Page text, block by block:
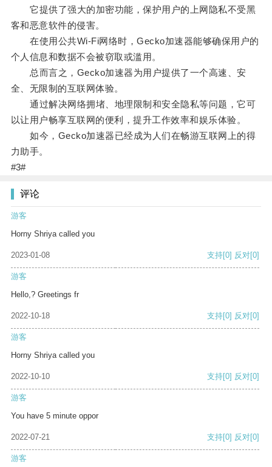
它提供了强大的加密功能，保护用户的上网隐私不受黑
客和恶意软件的侵害。
在使用公共Wi-Fi网络时，Gecko加速器能够确保用户的
个人信息和数据不会被窃取或滥用。
总而言之，Gecko加速器为用户提供了一个高速、安
全、无限制的互联网体验。
通过解决网络拥堵、地理限制和安全隐私等问题，它可
以让用户畅享互联网的便利，提升工作效率和娱乐体验。
如今，Gecko加速器已经成为人们在畅游互联网上的得
力助手。
#3#
评论
游客
Horny Shriya called you
2023-01-08 支持[0] 反对[0]
游客
Hello,? Greetings fr
2022-10-18 支持[0] 反对[0]
游客
Horny Shriya called you
2022-10-10 支持[0] 反对[0]
游客
You have 5 minute oppor
2022-07-21 支持[0] 反对[0]
游客